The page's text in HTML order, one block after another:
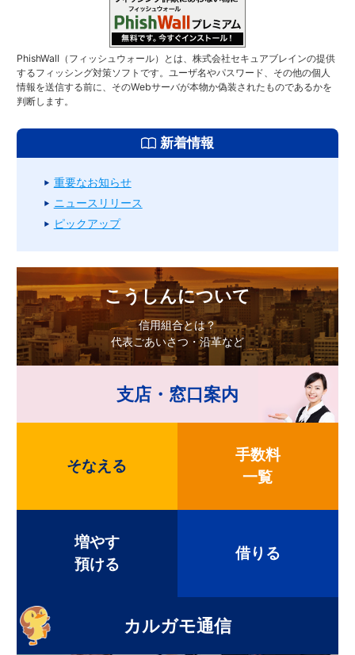
PhishWall（フィッシュウォール）とは、株式会社セキュアブレインの提供
するフィッシング対策ソフトです。ユーザ名やパスワード、その他の個人
情報を送信する前に、そのWebサーバが本物か偽装されたものであるかを
判断します。
新着情報
重要なお知らせ
ニュースリリース
ピックアップ
こうしんについて
信用組合とは？
代表ごあいさつ・沿革など
支店・窓口案内
そなえる
手数料
一覧
増やす
預ける
借りる
カルガモ通信